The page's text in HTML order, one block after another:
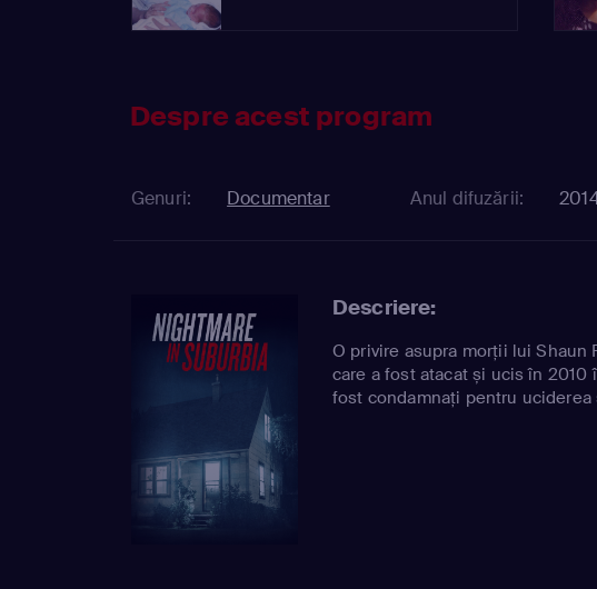
Despre acest program
Genuri: Documentar Anul difuzării:
Descriere:
O privire asupra morții lui Shaun
care a fost atacat și ucis în 2010
fost condamnați pentru uciderea